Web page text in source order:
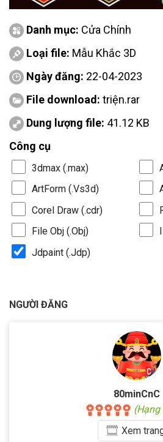
Danh mục: Cửa Chính
Loại file: Mẫu Khắc 3D
Ngày đăng: 22-04-2023
File download: triện.rar
Dung lượng file: 41.12 KB
Công cụ
3dmax (.max)
ArtForm (.Vs3d)
Corel Draw (.cdr)
File Obj (.Obj)
Jdpaint (.Jdp)
NGƯỜI ĐĂNG
80minCnC
(Hạng
Xem